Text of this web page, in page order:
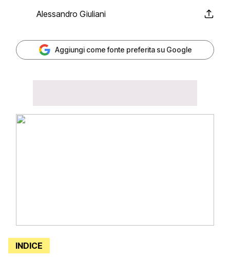
Alessandro Giuliani
Aggiungi come fonte preferita su Google
INDICE